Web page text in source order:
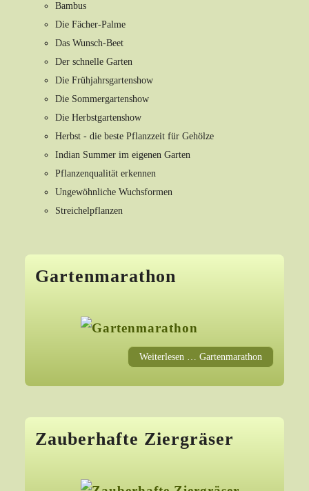
Bambus
Die Fächer-Palme
Das Wunsch-Beet
Der schnelle Garten
Die Frühjahrsgartenshow
Die Sommergartenshow
Die Herbstgartenshow
Herbst - die beste Pflanzzeit für Gehölze
Indian Summer im eigenen Garten
Pflanzenqualität erkennen
Ungewöhnliche Wuchsformen
Streichelpflanzen
Gartenmarathon
Weiterlesen … Gartenmarathon
Zauberhafte Ziergräser